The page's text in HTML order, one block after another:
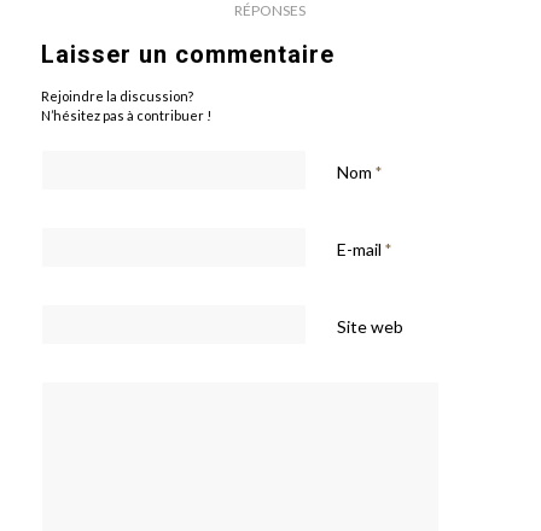
RÉPONSES
Laisser un commentaire
Rejoindre la discussion?
N’hésitez pas à contribuer !
Nom *
E-mail *
Site web